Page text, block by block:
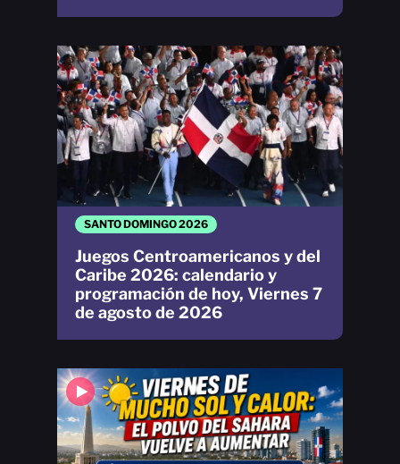
SANTO DOMINGO 2026
Juegos Centroamericanos y del
Caribe 2026: calendario y
programación de hoy, Viernes 7
de agosto de 2026